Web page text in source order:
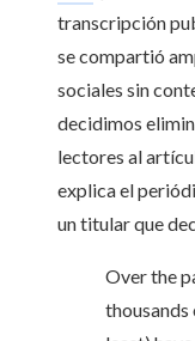
transcripción
se compartió
sociales sin
decidimos
lectores al
explica el
un titular que
Over the